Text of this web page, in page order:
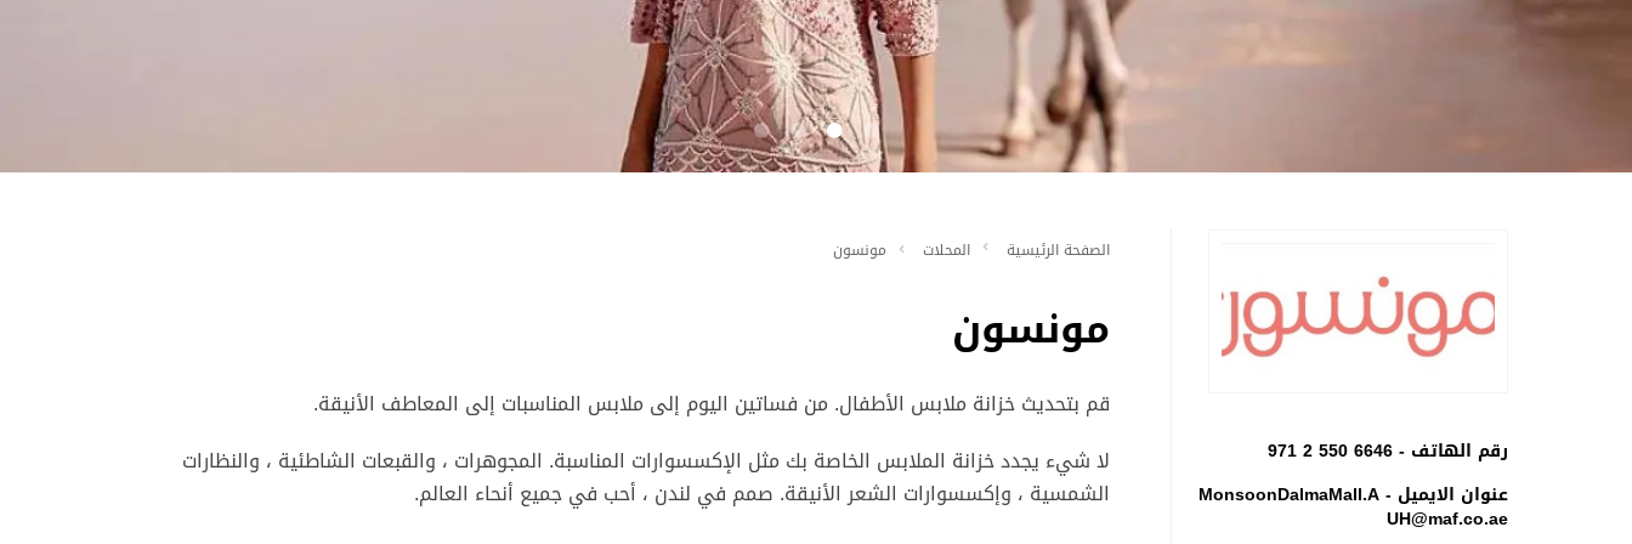
رقم الهاتف -971 2 550 6646
عنوان الايميل -MonsoonDalmaMall.A
UH@maf.co.ae
الصفحة الرئيسية المحلات مونسون
مونسون
قم بتحديث خزانة ملابس الأطفال. من فساتين اليوم إلى ملابس المناسبات إلى المعاطف الأنيقة.
لا شيء يجدد خزانة الملابس الخاصة بك مثل الإكسسوارات المناسبة. المجوهرات ، والقبعات الشاطئية ، والنظارات
الشمسية ، وإكسسوارات الشعر الأنيقة. صمم في لندن ، أحب في جميع أنحاء العالم.